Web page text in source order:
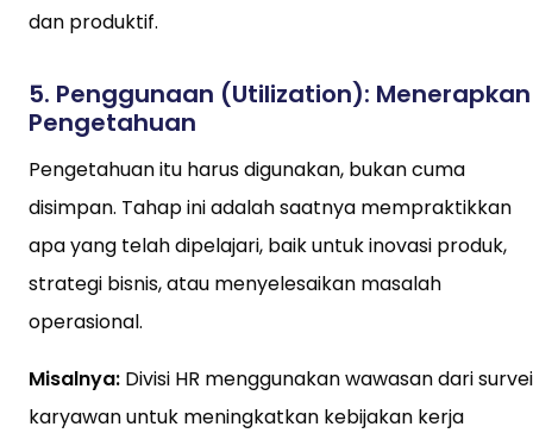
dan produktif.
5. Penggunaan (Utilization): Menerapkan
Pengetahuan
Pengetahuan itu harus digunakan, bukan cuma
disimpan. Tahap ini adalah saatnya mempraktikkan
apa yang telah dipelajari, baik untuk inovasi produk,
strategi bisnis, atau menyelesaikan masalah
operasional.
Misalnya: Divisi HR menggunakan wawasan dari survei
karyawan untuk meningkatkan kebijakan kerja